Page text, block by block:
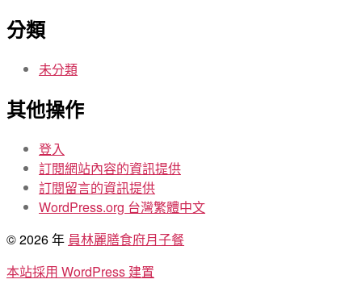
分類
未分類
其他操作
登入
訂閱網站內容的資訊提供
訂閱留言的資訊提供
WordPress.org 台灣繁體中文
© 2026 年 員林麗膳食府月子餐
本站採用 WordPress 建置